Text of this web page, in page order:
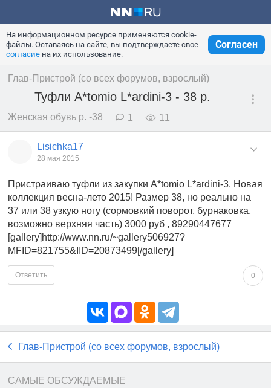
На информационном ресурсе применяются cookie-
файлы. Оставаясь на сайте, вы подтверждаете свое
согласие на их использование.
Согласен
Глав-Пристрой (со всех форумов, взрослый)
Туфли A*tomio L*ardini-3 - 38 р.
Женская обувь р. -38 1 11
Lisichka17
28 мая 2015
Пристраиваю туфли из закупки A*tomio L*ardini-3. Новая
коллекция весна-лето 2015! Размер 38, но реально на
37 или 38 узкую ногу (сормовкий поворот, бурнаковка,
возможно верхняя часть) 3000 руб , 89290447677
[gallery]http://www.nn.ru/~gallery506927?
MFID=821755&IID=20873499[/gallery]
0
Ответить
Глав-Пристрой (со всех форумов, взрослый)
САМЫЕ ОБСУЖДАЕМЫЕ